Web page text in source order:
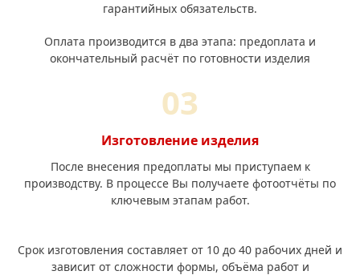
гарантийных обязательств.
Оплата производится в два этапа: предоплата и
окончательный расчёт по готовности изделия
Изготовление изделия
После внесения предоплаты мы приступаем к
производству. В процессе Вы получаете фотоотчёты по
ключевым этапам работ.
Срок изготовления составляет от 10 до 40 рабочих дней и
зависит от сложности формы, объёма работ и